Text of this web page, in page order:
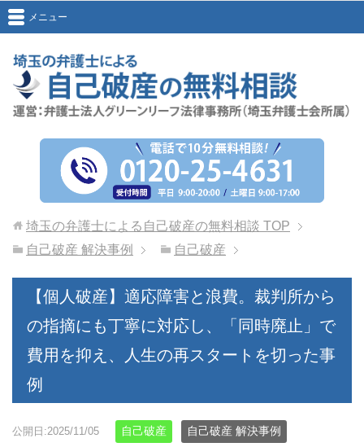
メニュー
埼玉の弁護士による自己破産の無料相談 TOP
自己破産 解決事例
自己破産
【個人破産】適応障害と浪費。裁判所から
の指摘にも丁寧に対応し、「同時廃止」で
費用を抑え、人生の再スタートを切った事
例
公開日:2025/11/05 自己破産 自己破産 解決事例